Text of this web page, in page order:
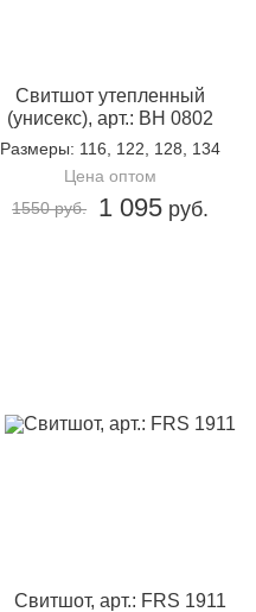
Свитшот утепленный
(унисекс), арт.: BH 0802
Размеры: 116, 122, 128, 134
Цена оптом
1550 руб.
1 095 руб.
Свитшот, арт.: FRS 1911